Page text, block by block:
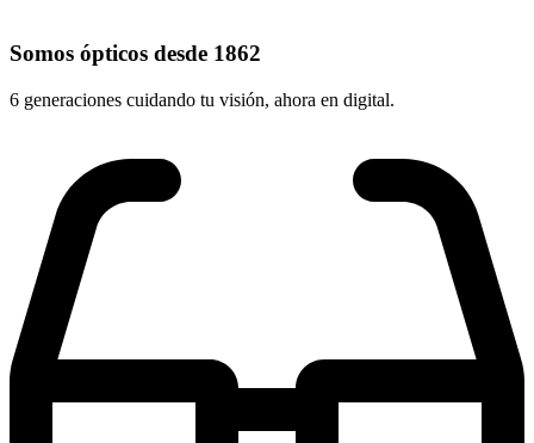
Somos ópticos desde 1862
6 generaciones cuidando tu visión, ahora en digital.